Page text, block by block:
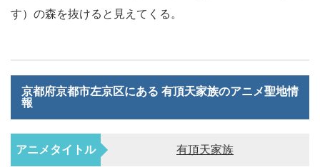
す）の森を抜けると見えてくる。
京都府京都市左京区にある 有頂天家族のアニメ聖地情
報
アニメタイトル 有頂天家族